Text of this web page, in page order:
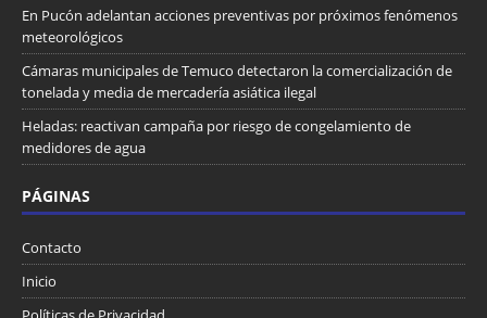
En Pucón adelantan acciones preventivas por próximos fenómenos
meteorológicos
Cámaras municipales de Temuco detectaron la comercialización de
tonelada y media de mercadería asiática ilegal
Heladas: reactivan campaña por riesgo de congelamiento de
medidores de agua
PÁGINAS
Contacto
Inicio